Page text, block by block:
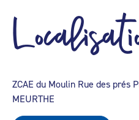
ZCAE du Moulin Rue des prés
MEURTHE